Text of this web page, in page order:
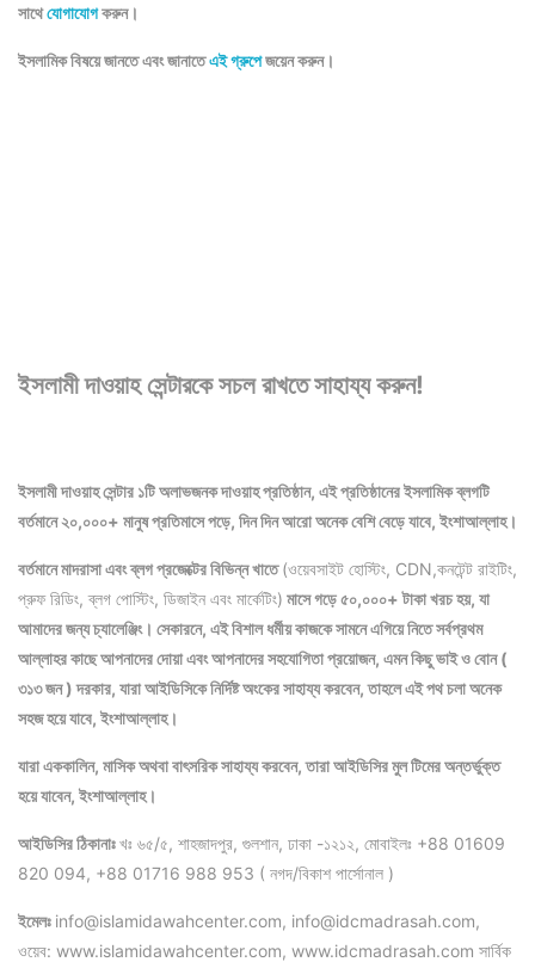
সাথেযোগাযোগকরুন।
ইসলামিক বিষয়ে জানতে এবং জানাতেএই গ্রুপেজয়েন করুন।
ইসলামী দাওয়াহ সেন্টারকে সচল রাখতে সাহায্য করুন!
ইসলামী দাওয়াহ সেন্টার ১টি অলাভজনক দাওয়াহ প্রতিষ্ঠান, এই প্রতিষ্ঠানের ইসলামিক ব্লগটি
বর্তমানে ২০,০০০+ মানুষ প্রতিমাসে পড়ে, দিন দিন আরো অনেক বেশি বেড়ে যাবে, ইংশাআল্লাহ।
বর্তমানে মাদরাসা এবং ব্লগ প্রজেক্টের বিভিন্ন খাতে(ওয়েবসাইট হোস্টিং, CDN,কনটেন্ট রাইটিং,
প্রুফ রিডিং, ব্লগ পোস্টিং, ডিজাইন এবং মার্কেটিং) মাসে গড়ে ৫০,০০০+ টাকা খরচ হয়, যা
আমাদের জন্য চ্যালেঞ্জিং। সেকারনে, এই বিশাল ধর্মীয় কাজকে সামনে এগিয়ে নিতে সর্বপ্রথম
আল্লাহর কাছে আপনাদের দোয়া এবং আপনাদের সহযোগিতা প্রয়োজন, এমন কিছু ভাই ও বোন (
৩১৩ জন ) দরকার, যারা আইডিসিকে নির্দিষ্ট অংকের সাহায্য করবেন, তাহলে এই পথ চলা অনেক
সহজ হয়ে যাবে, ইংশাআল্লাহ।
যারা এককালিন, মাসিক অথবা বাৎসরিক সাহায্য করবেন, তারা আইডিসির মুল টিমের অন্তর্ভুক্ত
হয়ে যাবেন, ইংশাআল্লাহ।
আইডিসির ঠিকানাঃখঃ ৬৫/৫, শাহজাদপুর, গুলশান, ঢাকা -১২১২, মোবাইলঃ +88 01609
820 094, +88 01716 988 953 ( নগদ/বিকাশ পার্সোনাল )
ইমেলঃ info@islamidawahcenter.com, info@idcmadrasah.com,
ওয়েব: www.islamidawahcenter.com, www.idcmadrasah.com সার্বিক